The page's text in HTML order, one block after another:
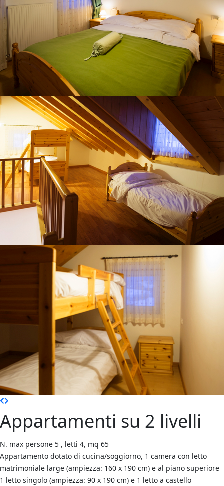
Appartamenti su 2 livelli
N. max persone 5 , letti 4, mq 65
Appartamento dotato di cucina/soggiorno, 1 camera con letto
matrimoniale large (ampiezza: 160 x 190 cm) e al piano superiore
1 letto singolo (ampiezza: 90 x 190 cm) e 1 letto a castello